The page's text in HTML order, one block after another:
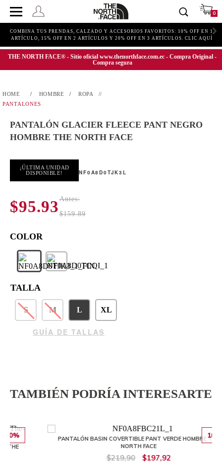
0
COMBINA TUS PRENDAS, CALZADO Y ACCESORIOS FAVORITOS: 10% OFF EN 1
ARTÍCULO, 15% OFF EN 2 ARTÍCULOS Y 20% OFF EN 3 ARTÍCULOS. CLIC AQUÍ
THE NORTH FACE® - Sitio oficial www.thenorthface.com.ec - Compra Original -
Compra segura
HOMBRE
ROPA
PANTALONES
PANTALÓN GLACIER FLEECE PANT NEGRO
HOMBRE THE NORTH FACE
¡ÚLTIMA UNIDAD
DISPONIBLE!
NF0A8D0TJK3L
$95.93Antes:
$159.89
TALLA
S M L XL
GUÍA DE TALLAS
TAMBIÉN PODRÍA INTERESARTE
10%
PANTALÓN BASIN COVERTIBLE PANT VERDE HOMBRE THE
NORTH FACE
$219,90 $197,92